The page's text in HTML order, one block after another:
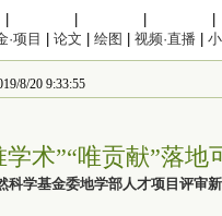
·项目 论文 绘图 视频·直播
8/20 9:33:55
学术”“唯贡献”落地
学基金委地学部人才项目评审